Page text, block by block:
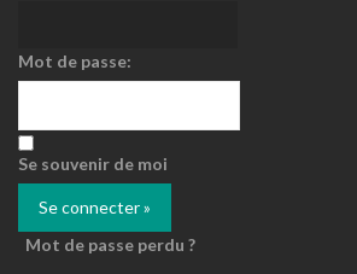
Mot de passe:
Se souvenir de moi
Mot de passe perdu ?